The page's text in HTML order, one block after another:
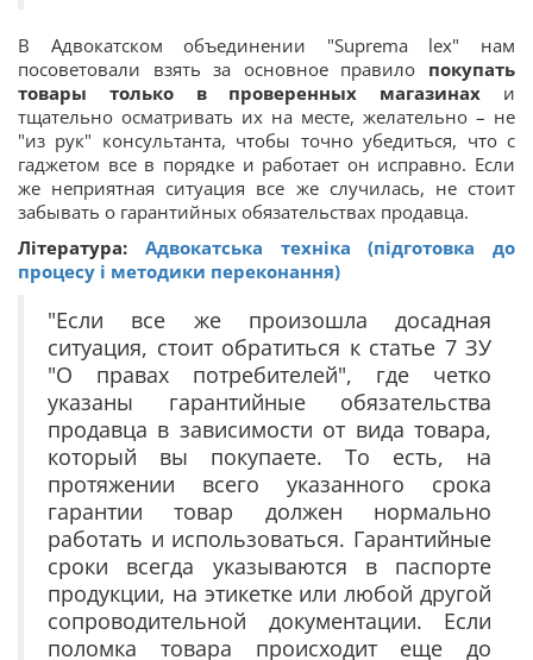
В Адвокатском объединении "Suprema lex" нам
посоветовали взять за основное правило покупать
товары только в проверенных магазинах и
тщательно осматривать их на месте, желательно – не
"из рук" консультанта, чтобы точно убедиться, что с
гаджетом все в порядке и работает он исправно. Если
же неприятная ситуация все же случилась, не стоит
забывать о гарантийных обязательствах продавца.
Література: Адвокатська техніка (підготовка до
процесу і методики переконання)
"Если все же произошла досадная
ситуация, стоит обратиться к статье 7 ЗУ
"О правах потребителей", где четко
указаны гарантийные обязательства
продавца в зависимости от вида товара,
который вы покупаете. То есть, на
протяжении всего указанного срока
гарантии товар должен нормально
работать и использоваться. Гарантийные
сроки всегда указываются в паспорте
продукции, на этикетке или любой другой
сопроводительной документации. Если
поломка товара происходит еще до